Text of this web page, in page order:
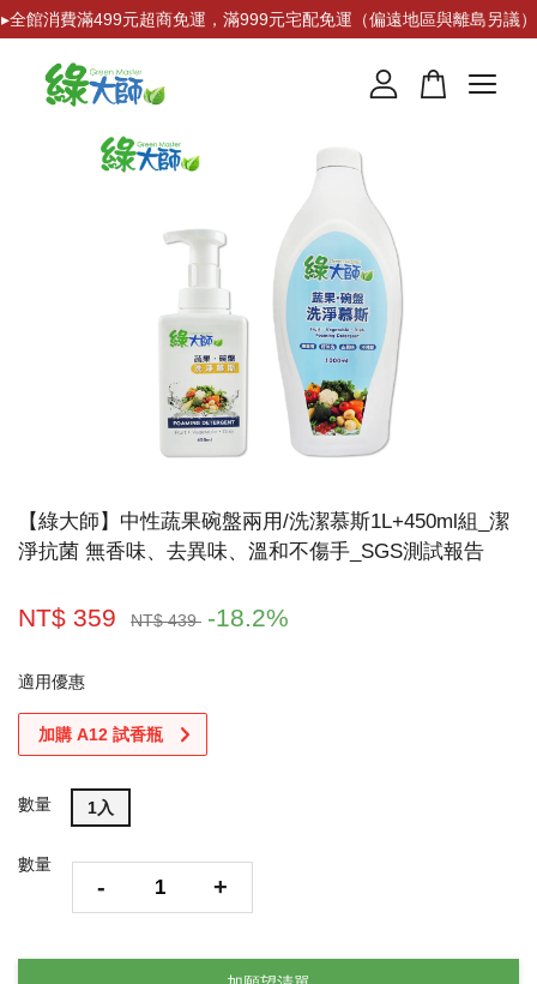
▸全館消費滿499元超商免運，滿999元宅配免運（偏遠地區與離島另議）
【綠大師】中性蔬果碗盤兩用/洗潔慕斯1L+450ml組_潔
淨抗菌 無香味、去異味、溫和不傷手_SGS測試報告
NT$ 359 NT$ 439 -18.2%
適用優惠
加購 A12 試香瓶
數量 1入
數量
- +